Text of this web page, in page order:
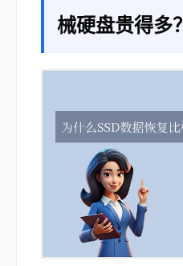
械硬盘贵得多？